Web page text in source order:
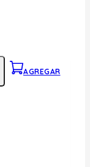
AGREGAR